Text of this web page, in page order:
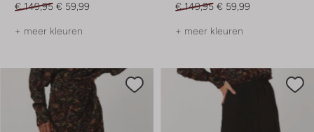
€ 149,95 € 59,99
+ meer kleuren
€ 149,95 € 59,99
+ meer kleuren